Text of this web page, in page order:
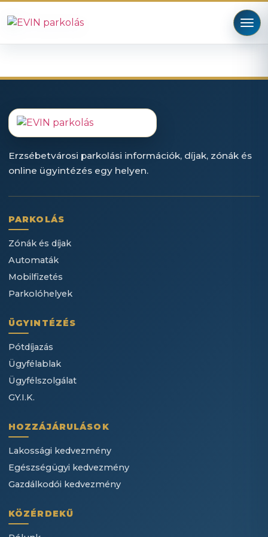
Erzsébetvárosi parkolási információk, díjak, zónák és
online ügyintézés egy helyen.
PARKOLÁS
Zónák és díjak
Automaták
Mobilfizetés
Parkolóhelyek
ÜGYINTÉZÉS
Pótdíjazás
Ügyfélablak
Ügyfélszolgálat
GY.I.K.
HOZZÁJÁRULÁSOK
Lakossági kedvezmény
Egészségügyi kedvezmény
Gazdálkodói kedvezmény
KÖZÉRDEKŰ